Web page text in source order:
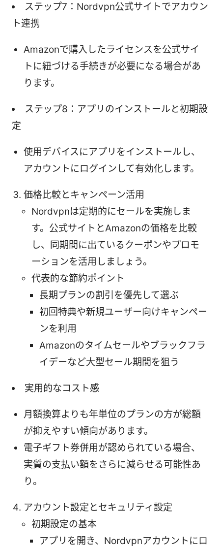
ステップ7：Nordvpn公式サイトでアカウン
ト連携
Amazonで購入したライセンスを公式サイ
トに紐づける手続きが必要になる場合があ
ります。
ステップ8：アプリのインストールと初期設
定
使用デバイスにアプリをインストールし、
アカウントにログインして有効化します。
価格比較とキャンペーン活用
Nordvpnは定期的にセールを実施しま
す。公式サイトとAmazonの価格を比較
し、同期間に出ているクーポンやプロモ
ーションを活用しましょう。
代表的な節約ポイント
長期プランの割引を優先して選ぶ
初回特典や新規ユーザー向けキャンペー
ンを利用
Amazonのタイムセールやブラックフラ
イデーなど大型セール期間を狙う
実用的なコスト感
月額換算よりも年単位のプランの方が総額
が抑えやすい傾向があります。
電子ギフト券併用が認められている場合、
実質の支払い額をさらに減らせる可能性あ
り。
アカウント設定とセキュリティ設定
初期設定の基本
アプリを開き、Nordvpnアカウントにロ